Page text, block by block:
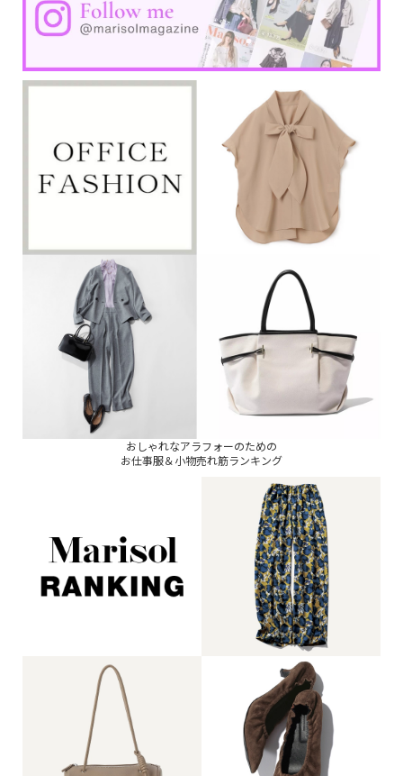
おしゃれなアラフォーのための
お仕事服＆小物売れ筋ランキング